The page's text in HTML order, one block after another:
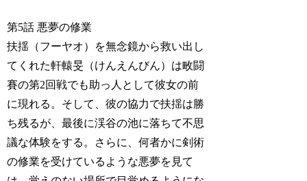
第5話 悪夢の修業
扶揺（フーヤオ）を無念鏡から救い出し
てくれた軒轅旻（けんえんびん）は畋闘
賽の第2回戦でも助っ人として彼女の前
に現れる。そして、彼の協力で扶揺は勝
ち残るが、最後に渓谷の池に落ちて不思
議な体験をする。さらに、何者かに剣術
の修業を受けているような悪夢を見て